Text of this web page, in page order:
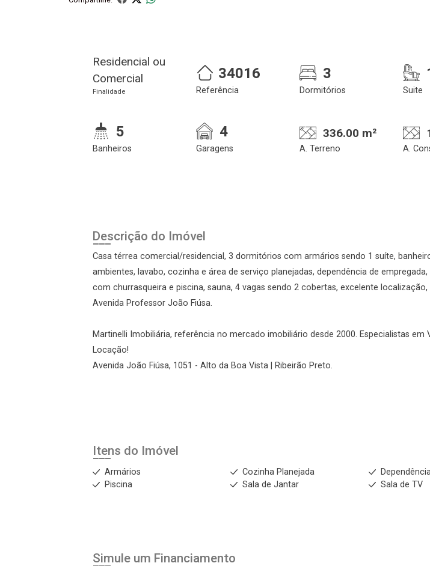
Residencial ou
Comercial
Finalidade
34016
Referência
3
Dormitórios Suite
5
Banheiros
4
Garagens
336.00 m²
A. Terreno A.
Descrição do Imóvel
Casa térrea comercial/residencial, 3 dormitórios com armários sendo 1 suíte,
ambientes, lavabo, cozinha e área de serviço planejadas, dependência de
com churrasqueira e piscina, sauna, 4 vagas sendo 2 cobertas, excelente
Avenida Professor João Fiúsa.
Martinelli Imobiliária, referência no mercado imobiliário desde 2000. Especialistas em
Locação!
Avenida João Fiúsa, 1051 - Alto da Boa Vista | Ribeirão Preto.
Itens do Imóvel
Armários Cozinha Planejada
Piscina
Sala de Jantar Sala de TV
Simule um Financiamento
07/08/2026
08h00
Cadastre-se